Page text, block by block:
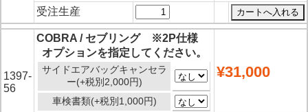
受注生産
1397-
56
COBRA / セブリング ※2P仕様
オプションを指定してください。
サイドエアバッグキャンセラ
ー(+税別2,000円)
車検書類(+税別1,000円)
¥31,000